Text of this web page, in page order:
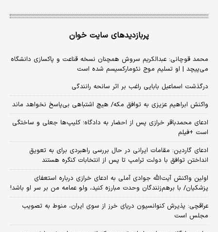
پربازدیدهای سایت خوان
محمد قوچانی: عبدالکریم سروش همچنان نسخه قناعت و پاکسازی دانشگاه
می‌پیچد | او تسلیم موج نئومارکسیسم شده است
درگذشت اسماعیل بابایی راغب بر اثر سانحه رانندگی
واکنش ابراهیم عزیزی به توافق مکه/ هیچ اشتباهی بی‌پاسخ نخواهد ماند
ادعای محمدباقر خرازی پس از احضار به دادگاه؛ کلیپ‌ها جعلی و ساختگی
است +فیلم
ادعای گاردین: مقامات ایرانی در حال بررسی راهبردی برای به تعویق
انداختن توافق با دولت ترامپ تا پس از انتخابات کنگره هستند
اولین واکنش آیت‌الله جوادی آملی به ادعای خرازی درباره استعفای
پزشکیان/ با برهم‌زنندگان وحدت مبارزه کنید، ولو عمامه من بر سر او باشد!
عراقچی: پذیرش کنوانسیون دریای خرز از سوی ایران، منوط به تصویب
مجلس است